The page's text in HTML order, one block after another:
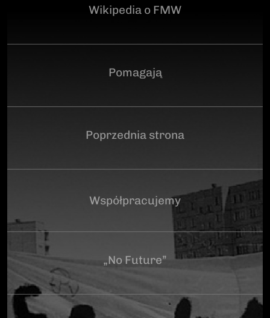
Wikipedia o FMW
Pomagają
Poprzednia strona
Współpracujemy
„No Future”